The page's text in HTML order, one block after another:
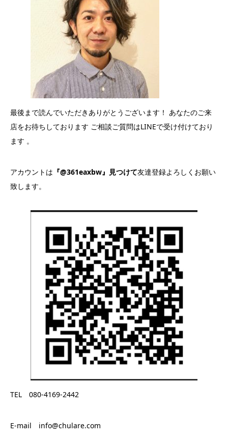
最後まで読んでいただきありがとうございます！ あなたのご来
店をお待ちしております ご相談ご質問はLINEで受け付けており
ます 。
アカウントは 『@361eaxbw』見つけて友達登録よろしくお願い
致します。
TEL 080-4169-2442
E-mail info@chulare.com